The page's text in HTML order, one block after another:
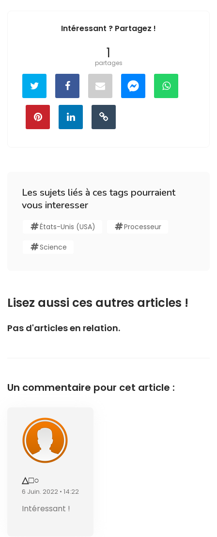
Intéressant ? Partagez !
1
partages
Les sujets liés à ces tags pourraient
vous interesser
États-Unis (USA) Processeur
Science
Lisez aussi ces autres articles !
Pas d'articles en relation.
Un commentaire pour cet article :
△□○
6 Juin. 2022 • 14:22
Intéressant !